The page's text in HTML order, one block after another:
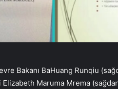
Bakanı BaHuang Runqiu
Maruma Mrema (sağdan